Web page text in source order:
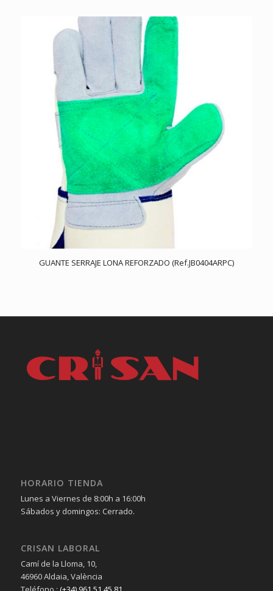
GUANTE SERRAJE LONA REFORZADO (Ref.JB0404ARPC)
HORARIO TIENDA
Lunes a Viernes de 8:00h a 16:00h
Sábados y domingos: Cerrado.
CRISAN LABORAL
Camí de la Lloma, 10,
46960 Aldaia, València